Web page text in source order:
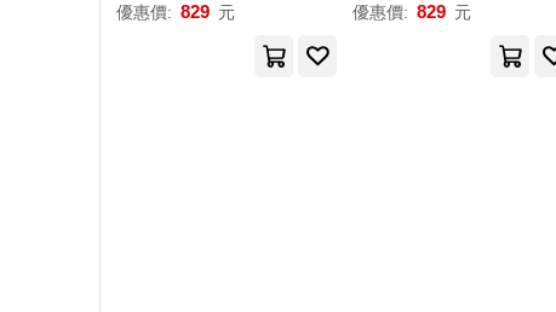
優惠價: 829 元 優惠價: 829 元